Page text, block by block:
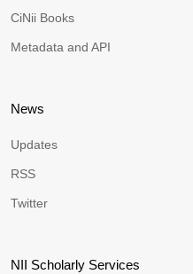
CiNii Books
Metadata and API
News
Updates
RSS
Twitter
NII Scholarly Services